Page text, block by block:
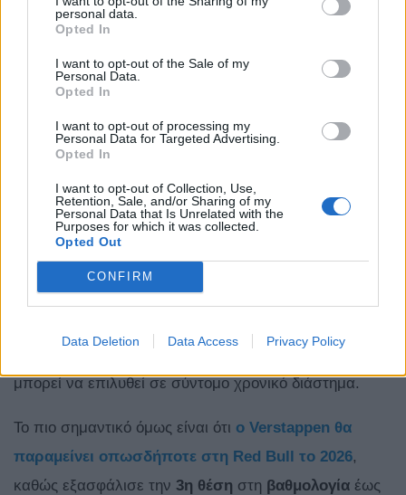
personal data.
Opted In
I want to opt-out of the Sale of my
Personal Data.
Opted In
I want to opt-out of processing my
Personal Data for Targeted Advertising.
Opted In
I want to opt-out of Collection, Use,
Retention, Sale, and/or Sharing of my
Personal Data that Is Unrelated with the
Purposes for which it was collected.
Opted Out
CONFIRM
Data Deletion Data Access Privacy Policy
Ο Verstappen από την πλευρά του δεν κατάφερε να
ανέβει στο βάθρο, περιορισμένος από τις επιλογές
στησίματος που έκανε η Red Bull. Ο Ολλανδός
αναφέρει ότι η μεγαλύτερηδυσκολίαπου
αντιμετωπίζει ηRed Bullαυτή τη στιγμή, είναι η
και δηλώνει ότι αυτό δεν είναι κάτι που
μπορεί να επιλυθεί σε σύντομο χρονικό διάστημα.
Το πιο σημαντικό όμως είναι ότι ο Verstappen θα
παραμείνει οπωσδήποτε στη Red Bull το 2026,
καθώς εξασφάλισε την 3η θέση στη βαθμολογία έως